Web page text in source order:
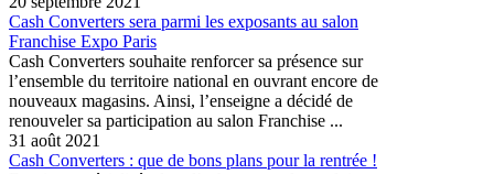
Cash Converters sera parmi les exposants au salon
Franchise Expo Paris
Cash Converters souhaite renforcer sa présence sur
l’ensemble du territoire national en ouvrant encore de
nouveaux magasins. Ainsi, l’enseigne a décidé de
renouveler sa participation au salon Franchise ...
31 août 2021
Cash Converters : que de bons plans pour la rentrée !